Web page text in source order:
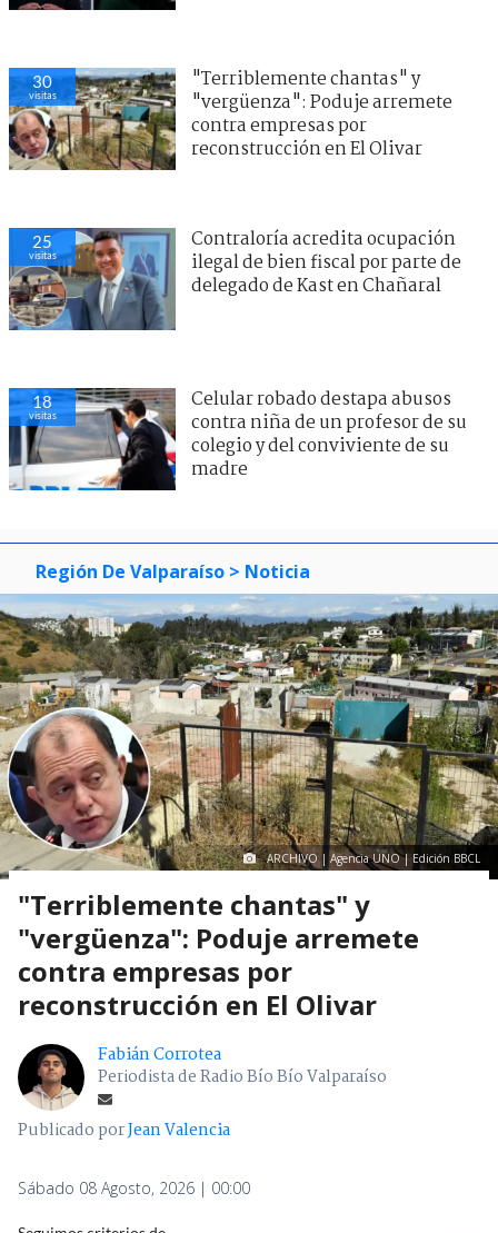
30
visitas
"Terriblemente chantas" y
"vergüenza": Poduje arremete
contra empresas por
reconstrucción en El Olivar
25
visitas
Contraloría acredita ocupación
ilegal de bien fiscal por parte de
delegado de Kast en Chañaral
18
visitas
Celular robado destapa abusos
contra niña de un profesor de su
colegio y del conviviente de su
madre
Región De Valparaíso > Noticia
ARCHIVO | Agencia UNO | Edición BBCL
"Terriblemente chantas" y
"vergüenza": Poduje arremete
contra empresas por
reconstrucción en El Olivar
Fabián Corrotea
Periodista de Radio Bío Bío Valparaíso
Publicado porJean Valencia
Sábado 08 Agosto, 2026 | 00:00